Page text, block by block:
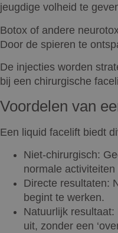
jeugdige volheid te
Botox of andere
Door de spieren te
De injecties worden
bij een chirurgische
Voordelen van
Een liquid facelift biedt
Niet-chirurgisch:
normale activiteiten
Directe resultaten:
begint te werken.
Natuurlijk
uit, zonder een